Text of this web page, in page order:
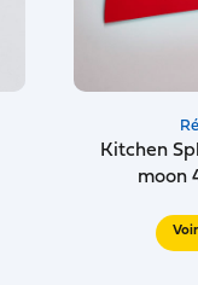
Kitchen
moon